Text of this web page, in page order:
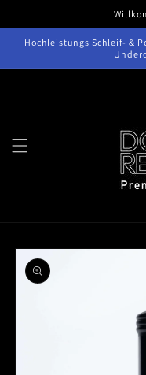
Inhalt
Hochleistungs Schleif- &